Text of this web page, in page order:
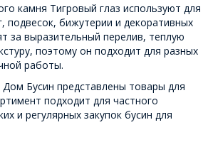
камня Тигровый глаз используют для
подвесок, бижутерии и декоративных
за выразительный перелив, теплую
поэтому он подходит для разных
работы.
Бусин представлены товары для
подходит для частного
и регулярных закупок бусин для